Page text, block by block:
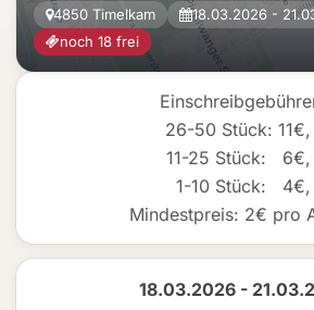
26-50 Stück: 11€,
11-25 Stück: 6€,
1-10 Stück: 4€,
Mindestpreis: 2€ pro
18.03.2026 -
4850 Timelkam
18.03.2026 -
noch 18 frei